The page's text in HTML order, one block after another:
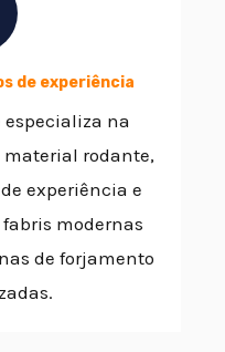
de experiência
especializa na
material rodante,
experiência e
modernas
de forjamento